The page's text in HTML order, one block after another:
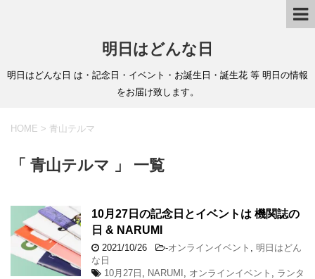
明日はどんな日
明日はどんな日 は・記念日・イベント・お誕生日・誕生花 等 明日の情報
をお届け致します。
HOME > 青山テルマ
「 青山テルマ 」 一覧
10月27日の記念日とイベントは 機関誌の
日 & NARUMI
2021/10/26 -オンラインイベント
明日はどん
な日
10月27日
NARUMI オンラインイベント
ランタ